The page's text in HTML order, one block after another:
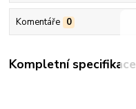
Komentáře 0
Kompletní specifikace